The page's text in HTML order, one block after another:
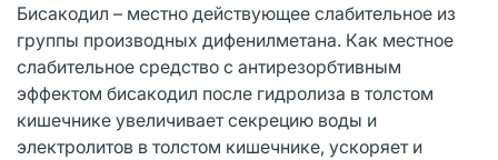
Бисакодил – местно действующее слабительное из
группы производных дифенилметана. Как местное
слабительное средство с антирезорбтивным
эффектом бисакодил после гидролиза в толстом
кишечнике увеличивает секрецию воды и
электролитов в толстом кишечнике, ускоряет и